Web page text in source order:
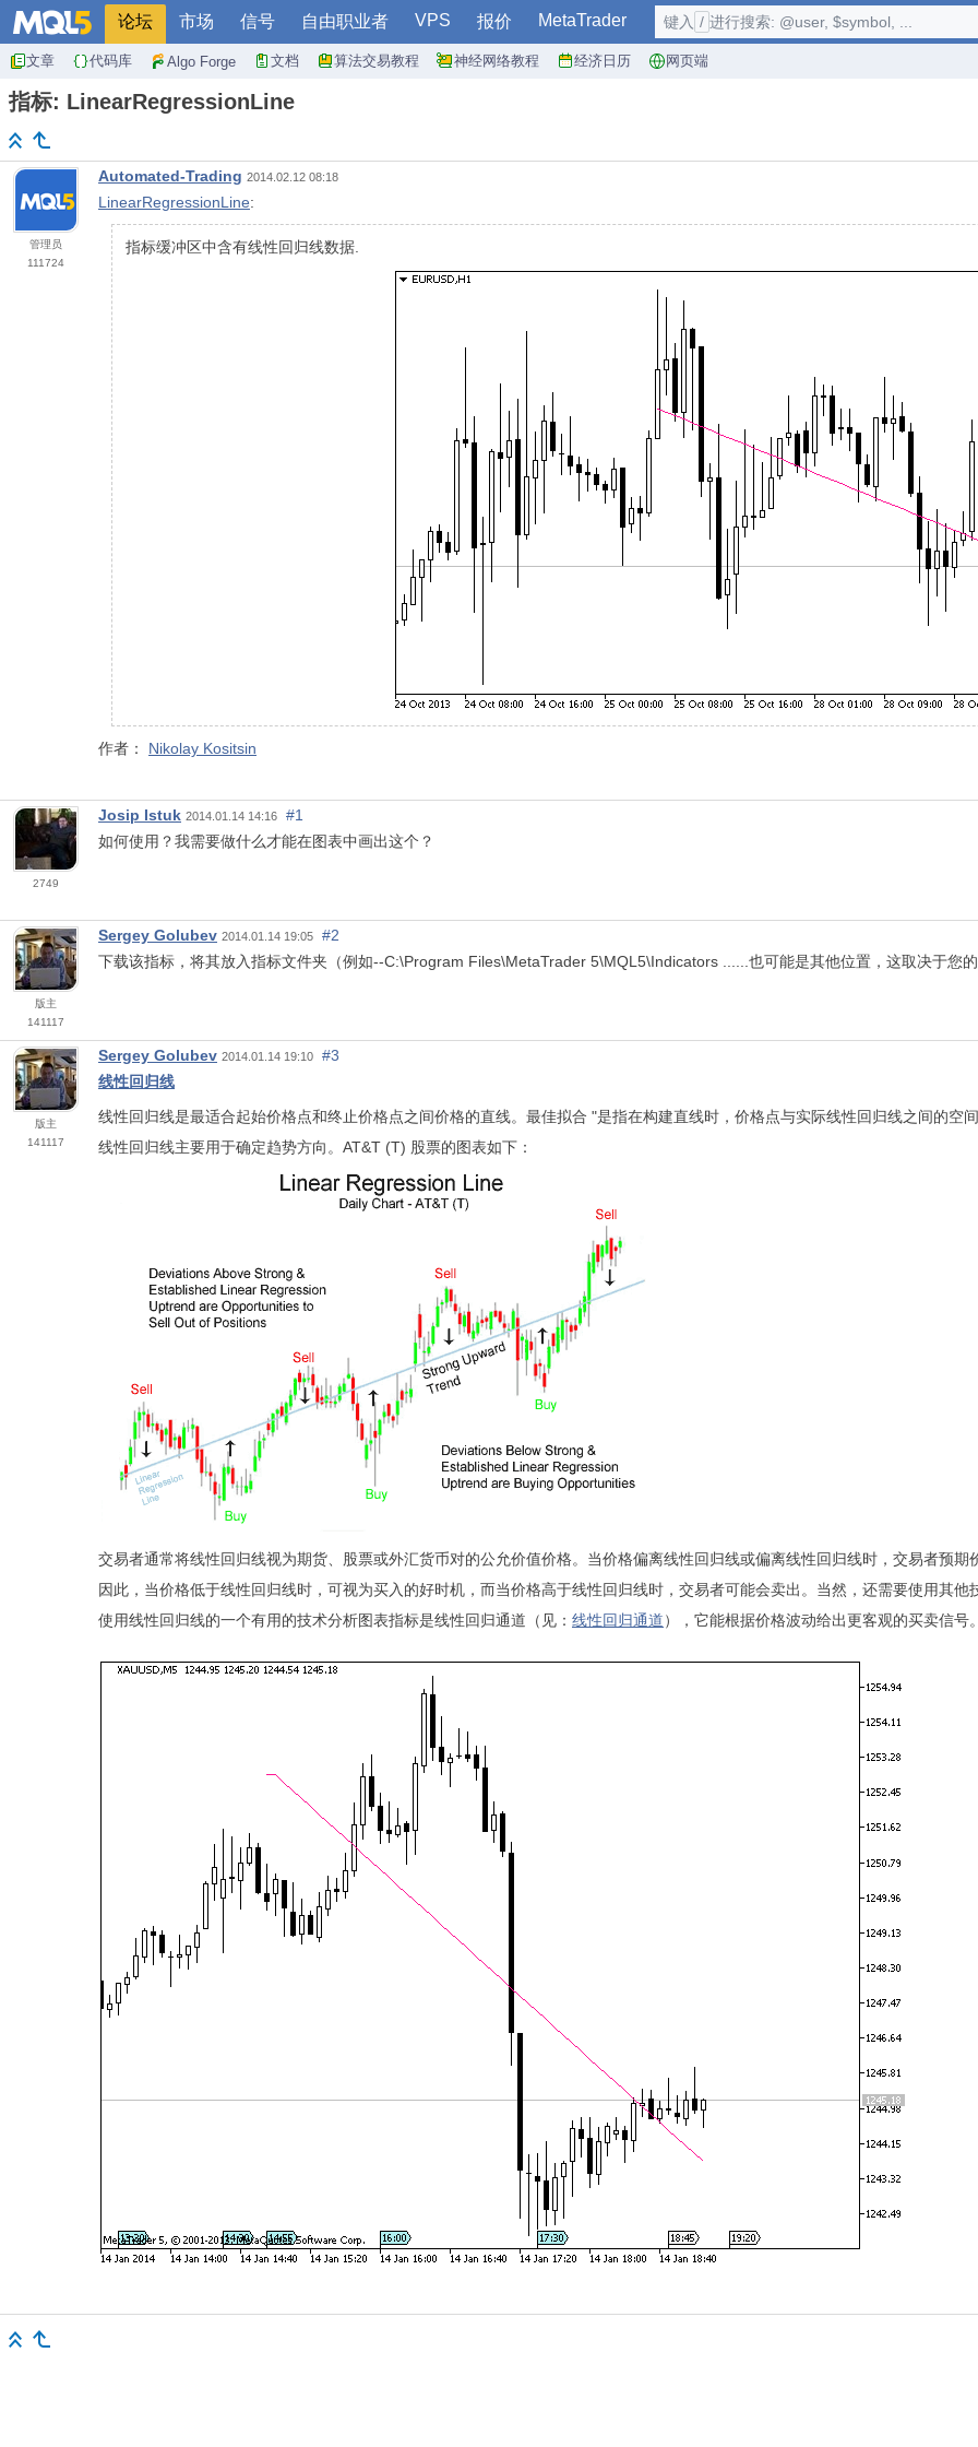
论坛 市场 信号 自由职业者 VPS 报价 MetaTrader
文章 代码库 Algo Forge 文档 算法交易教程 神经网络教程 经济日历 网页端
键入 / 进行搜索: @user, $symbol, ...
指标: LinearRegressionLine
管理员
111724
Automated-Trading 2014.02.12 08:18
LinearRegressionLine:
指标缓冲区中含有线性回归线数据.
作者： Nikolay Kositsin
2749
Josip Istuk 2014.01.14 14:16
#1
如何使用？我需要做什么才能在图表中画出这个？
版主
141117
Sergey Golubev 2014.01.14 19:05
#2
下载该指标，将其放入指标文件夹（例如--C:\Program Files\MetaTrader 5\MQL5\Indicators ......也可能是其他位置，这取决于您
版主
141117
Sergey Golubev 2014.01.14 19:10
#3
线性回归线
线性回归线是最适合起始价格点和终止价格点之间价格的直线。最佳拟合 "是指在构建直线时，价格点与实际线性回归线之间的空
线性回归线主要用于确定趋势方向。AT&T (T) 股票的图表如下：
交易者通常将线性回归线视为期货、股票或外汇货币对的公允价值价格。当价格偏离线性回归线或偏离线性回归线时，交易者预期
因此，当价格低于线性回归线时，可视为买入的好时机，而当价格高于线性回归线时，交易者可能会卖出。当然，还需要使用其
使用线性回归线的一个有用的技术分析图表指标是线性回归通道（见： 线性回归通道），它能根据价格波动给出更客观的买卖信号